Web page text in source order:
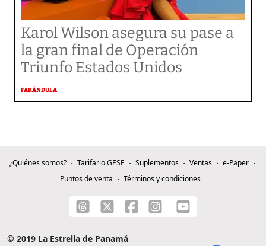
Karol Wilson asegura su pase a
la gran final de Operación
Triunfo Estados Unidos
FARÁNDULA
¿Quiénes somos? Tarifario GESE Suplementos Ventas
e-Paper
Puntos de venta
Términos y condiciones
© 2019 La Estrella de Panamá